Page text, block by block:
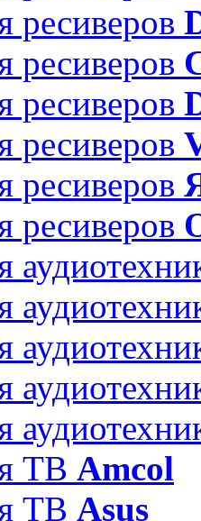
ресиверов
ресиверов
ресиверов
ресиверов
ресиверов
ресиверов
ТВ Amcol
ТВ Asus